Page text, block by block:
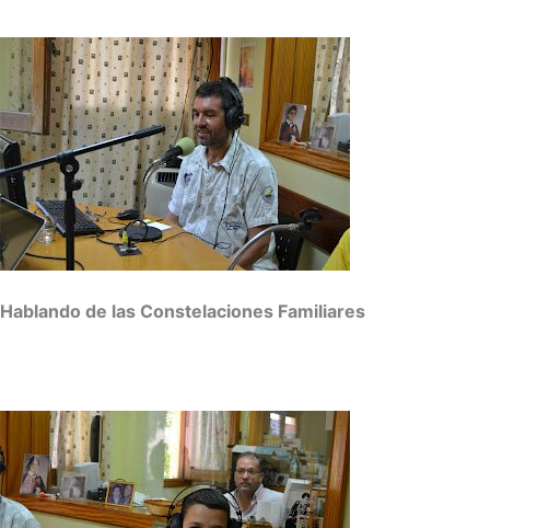
Hablando de las Constelaciones Familiares